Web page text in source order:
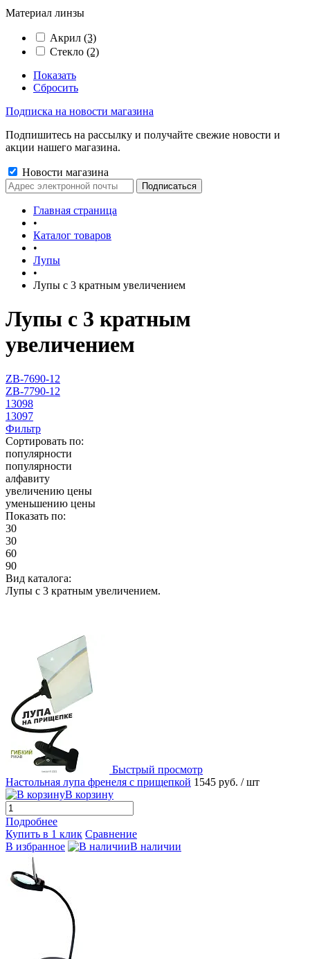
Материал линзы
Акрил (3)
Стекло (2)
Показать
Сбросить
Подписка на новости магазина
Подпишитесь на рассылку и получайте свежие новости и
акции нашего магазина.
Новости магазина
Главная страница
•
Каталог товаров
•
Лупы
•
Лупы с 3 кратным увеличением
Лупы с 3 кратным
увеличением
ZB-7690-12
ZB-7790-12
13098
13097
Фильтр
Сортировать по:
популярности
популярности
алфавиту
увеличению цены
уменьшению цены
Показать по:
30
30
60
90
Вид каталога:
Лупы с 3 кратным увеличением.
Быстрый просмотр
Настольная лупа френеля с прищепкой 1545 руб. / шт
В корзину
Подробнее
Купить в 1 клик Сравнение
В избранное
В наличии